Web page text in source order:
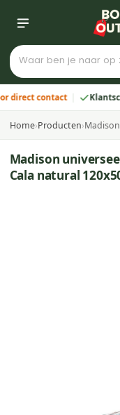
contact Klantscore
Home›Producten›
Madison
Cala natural